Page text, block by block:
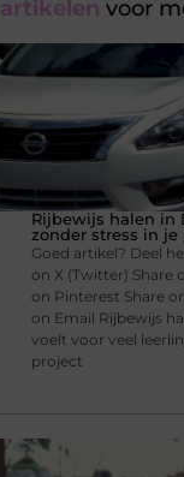
artikelen voor
Rijbewijs halen in
zonder stress in
Goed artikel? Deel
on X (Twitter) Share
on Pinterest Share
on Email Rijbewijs
voelt voor veel
project